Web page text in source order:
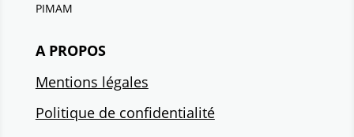
PIMAM
A PROPOS
Mentions légales
Politique de confidentialité